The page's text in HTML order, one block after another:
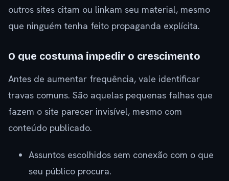
outros sites citam ou linkam seu material, mesmo
que ninguém tenha feito propaganda explícita.
O que costuma impedir o crescimento
Antes de aumentar frequência, vale identificar
travas comuns. São aquelas pequenas falhas que
fazem o site parecer invisível, mesmo com
conteúdo publicado.
Assuntos escolhidos sem conexão com o que
seu público procura.